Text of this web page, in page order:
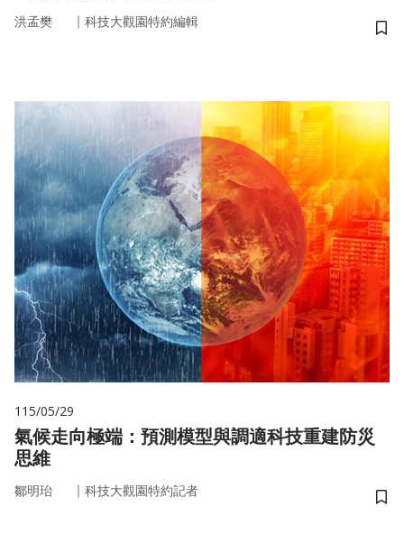
洪孟樊 ｜ 科技大觀園特約編輯
儲
115/05/29
氣候走向極端：預測模型與調適科技重建防災
思維
鄒明珆 ｜ 科技大觀園特約記者
儲